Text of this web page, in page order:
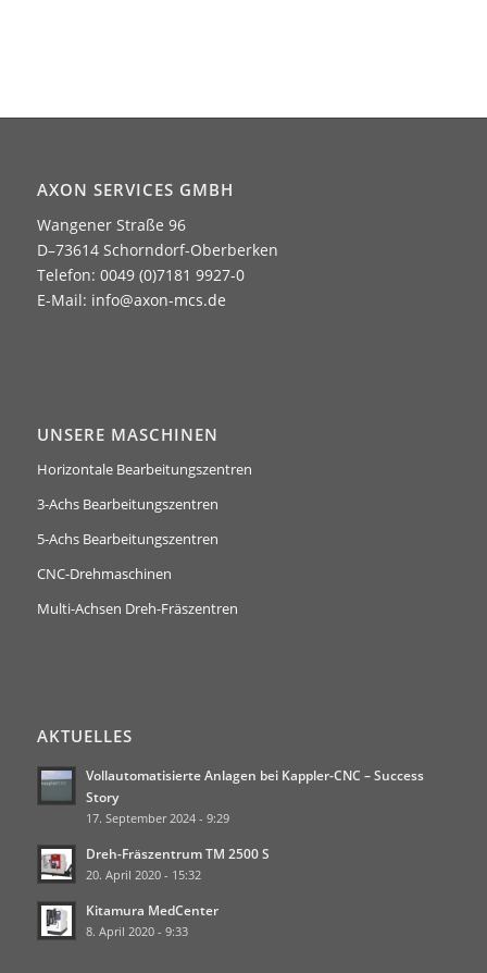
AXON SERVICES GMBH
Wangener Straße 96
D–73614 Schorndorf-Oberberken
Telefon: 0049 (0)7181 9927-0
E-Mail: info@axon-mcs.de
UNSERE MASCHINEN
Horizontale Bearbeitungszentren
3-Achs Bearbeitungszentren
5-Achs Bearbeitungszentren
CNC-Drehmaschinen
Multi-Achsen Dreh-Fräszentren
AKTUELLES
Vollautomatisierte Anlagen bei Kappler-CNC – Success
Story
17. September 2024 - 9:29
Dreh-Fräszentrum TM 2500 S
20. April 2020 - 15:32
Kitamura MedCenter
8. April 2020 - 9:33